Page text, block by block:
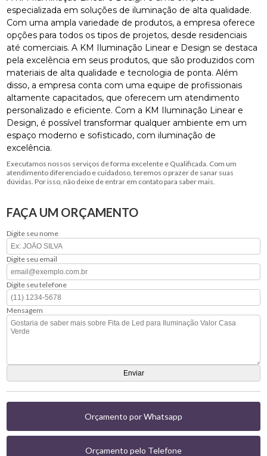
especializada em soluções de iluminação de alta qualidade.
Com uma ampla variedade de produtos, a empresa oferece
opções para todos os tipos de projetos, desde residenciais
até comerciais. A KM Iluminação Linear e Design se destaca
pela excelência em seus produtos, que são produzidos com
materiais de alta qualidade e tecnologia de ponta. Além
disso, a empresa conta com uma equipe de profissionais
altamente capacitados, que oferecem um atendimento
personalizado e eficiente. Com a KM Iluminação Linear e
Design, é possível transformar qualquer ambiente em um
espaço moderno e sofisticado, com iluminação de
excelência.
Executamos nossos serviços de forma excelente e Qualificada. Com um
atendimento diferenciado e cuidadoso, teremos o prazer de sanar suas
dúvidas. Por isso, não deixe de entrar em contato para saber mais.
FAÇA UM ORÇAMENTO
Digite seu nome
Digite seu email
Digite seu telefone
Mensagem
Orçamento por Whatsapp
Orçamento pelo Telefone